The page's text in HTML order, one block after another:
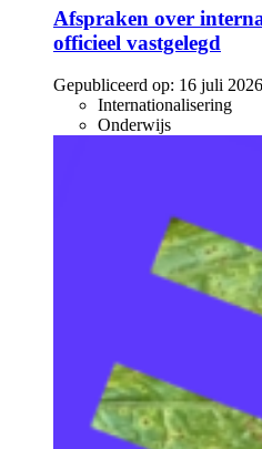
Afspraken over
officieel vastgelegd
Gepubliceerd op: 16 juli 2026
Internationalisering
Onderwijs